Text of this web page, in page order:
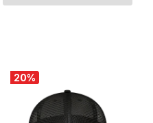
20%